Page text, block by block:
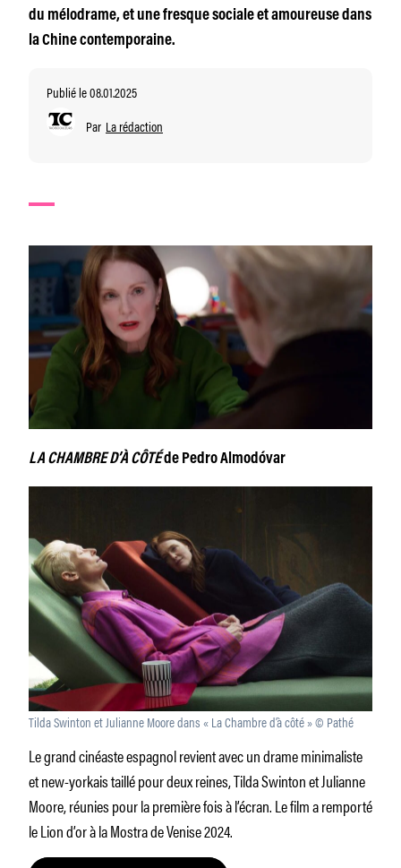
du mélodrame, et une fresque sociale et amoureuse dans
la Chine contemporaine.
Publié le 08.01.2025
Par La rédaction
LA CHAMBRE D’À CÔTÉde Pedro Almodóvar
Tilda Swinton et Julianne Moore dans « La Chambre d’à côté » © Pathé
Le grand cinéaste espagnol revient avec un drame minimaliste
et new-yorkais taillé pour deux reines, Tilda Swinton et Julianne
Moore, réunies pour la première fois à l’écran. Le film a remporté
le Lion d’or à la Mostra de Venise 2024.